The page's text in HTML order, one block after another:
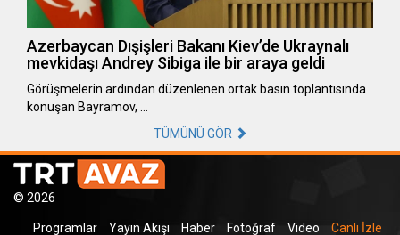
Azerbaycan Dışişleri Bakanı Kiev’de Ukraynalı
mevkidaşı Andrey Sibiga ile bir araya geldi
Görüşmelerin ardından düzenlenen ortak basın toplantısında
konuşan Bayramov, …
TÜMÜNÜ GÖR
© 2026
Programlar Yayın Akışı Haber Fotoğraf Video Canlı İzle